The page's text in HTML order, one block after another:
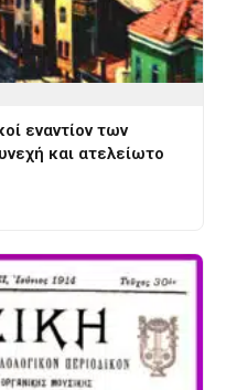
εναντίον των
και ατελείωτο